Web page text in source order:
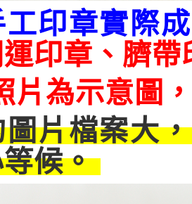
印章實際
印章、臍帶
片為示意圖
片檔案大
候。